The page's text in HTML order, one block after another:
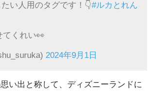
い人用のタグです！👇#ルカとれん
てくれい👀
2024年9月1日
い出と称して、ディズニーランドに